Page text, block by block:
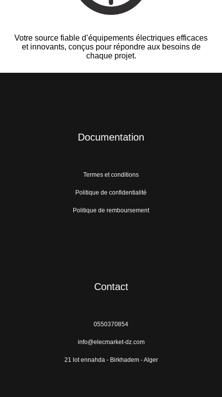
Votre source fiable d’équipements électriques efficaces
et innovants, conçus pour répondre aux besoins de
chaque projet.
Documentation
Termes et conditions
Politique de confidentialité
Politique de remboursement
Contact
0550370854
info@elecmarket-dz.com
21 lot ennahda - Birkhadem - Alger